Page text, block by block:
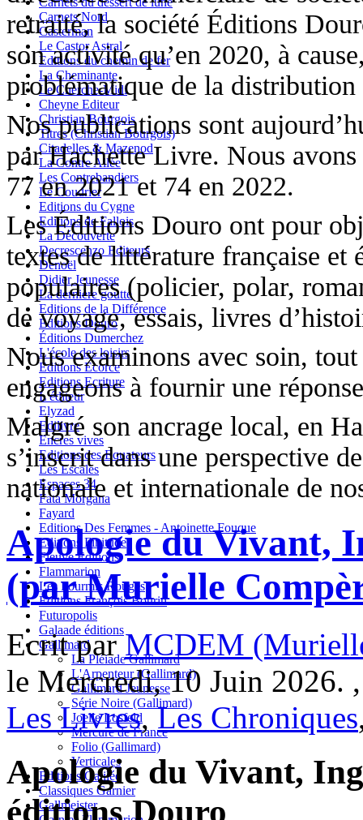
Carnets Nord
Casterman
Le Castor Astral
Editions du chemin de fer
La Cheminante
Le Cherche-Midi
Cheyne Editeur
Christian Bourgois
Titres (Christian Bourgois)
Citadelles & Mazenod
La Contre Allée
Les Contrebandiers
Le Coudrier
Editions du Cygne
Editions de Fallois
La Découverte
Decrescenzo Editeurs
Denoël
Didier Jeunesse
La dernière goutte
Editions de la Différence
Editions Douro
Éditions Dumerchez
L'école des loisirs
Editions Ecorce
Editions Ecriture
L'éditeur
Elyzad
Edilivre
Encres vives
Editions des Equateurs
Les Escales
Espaces 34
Fata Morgana
Fayard
Editions Des Femmes - Antoinette Fouque
Editions Finitude
Fleuve Editions
Flammarion
Les Fourmis Rouges
Editions François Bourin
Futuropolis
Galaade éditions
Gallimard
La Pléiade Gallimard
L'Arpenteur (Gallimard)
Gallimard Jeunesse
Série Noire (Gallimard)
Joelle Losfeld
Mercure de France
Folio (Gallimard)
Verticales
Editions Galilée
Classiques Garnier
Gallmeister
retraité, la société Éditions
son activité qu’en 2020, à
problématique de la distribution
Nos publications sont
par Hachette Livre. Nous
77 en 2021 et 74 en 2022.
Les Éditions Douro ont pour
textes de littérature française et
populaires (policier, polar,
de voyage, essais, livres
Nous examinons avec soin,
engageons à fournir une
Malgré son ancrage local, en
s’inscrit dans une perspective
nationale et internationale de
Apologie du Vivant,
(par Murielle
Ecrit parMCDEM
le Mercredi, 10 Juin 2026.
Les Livres,Les Chroniques
Apologie du Vivant,
éditions Douro